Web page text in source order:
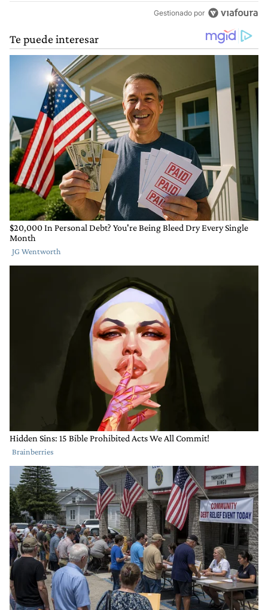
Gestionado por